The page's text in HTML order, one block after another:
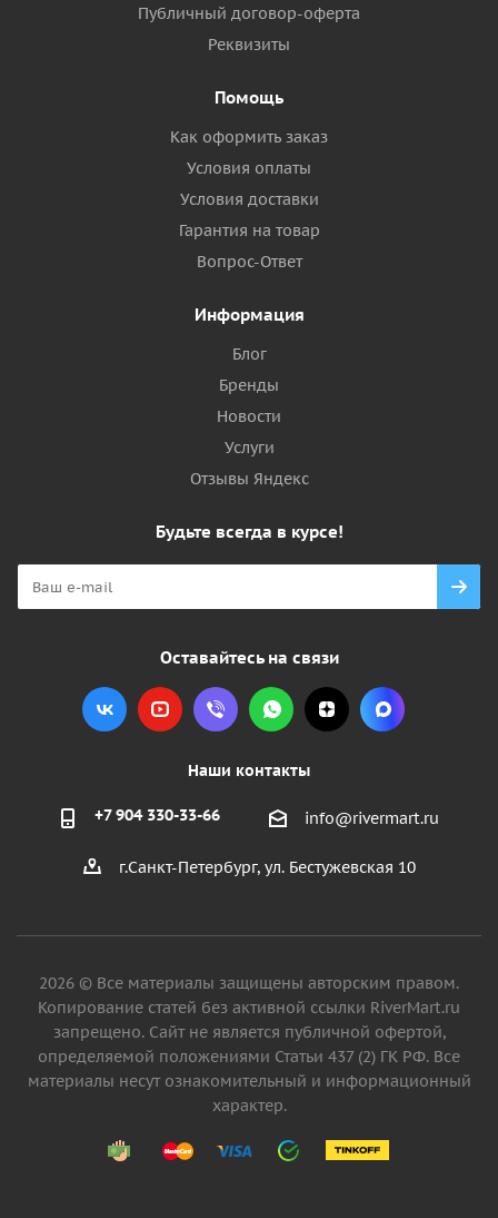
Публичный договор-оферта
Реквизиты
Помощь
Как оформить заказ
Условия оплаты
Условия доставки
Гарантия на товар
Вопрос-Ответ
Информация
Блог
Бренды
Новости
Услуги
Отзывы Яндекс
Будьте всегда в курсе!
Оставайтесь на связи
Наши контакты
+7 904 330-33-66 info@rivermart.ru
г.Санкт-Петербург, ул. Бестужевская 10
2026 © Все материалы защищены авторским правом.
Копирование статей без активной ссылки RiverMart.ru
запрещено. Сайт не является публичной офертой,
определяемой положениями Статьи 437 (2) ГК РФ. Все
материалы несут ознакомительный и информационный
характер.